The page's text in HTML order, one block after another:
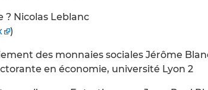
? Nicolas Leblanc
)
des monnaies sociales Jérôme
en économie, université Lyon 2